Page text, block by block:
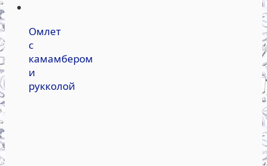
Омлет
с
камамбером
и
рукколой